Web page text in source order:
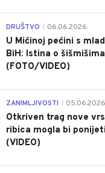
DRUŠTVO 06.06.2026.
U Mićinoj pećini s
BiH: Istina o
(FOTO/VIDEO)
ZANIMLJIVOSTI
Otkriven trag nove
ribica mogla bi
(VIDEO)